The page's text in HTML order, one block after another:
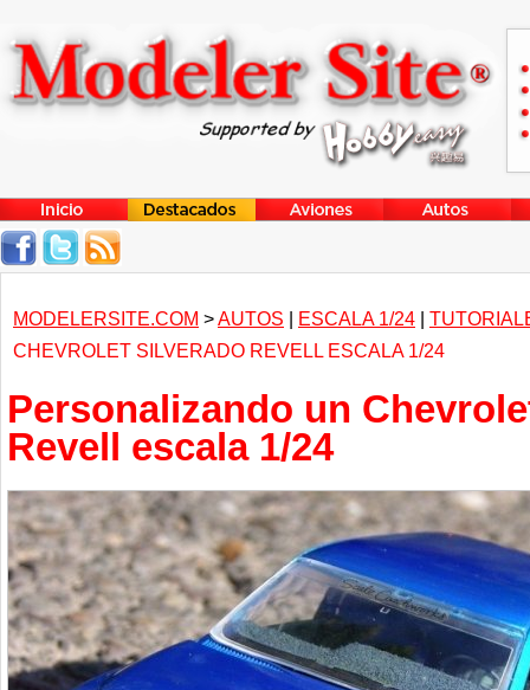
MODELERSITE.COM >AUTOS | ESCALA 1/24 |
CHEVROLET SILVERADO REVELL ESCALA 1/24
Personalizando un
Revell escala 1/24